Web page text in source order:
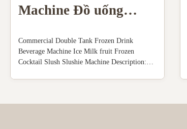
Machine Đồ uống
Cocktail
Commercial Double Tank Frozen Drink
Beverage Machine Ice Milk fruit Frozen
Cocktail Slush Slushie Machine Description:
light box. Full transparent dispenser, you can